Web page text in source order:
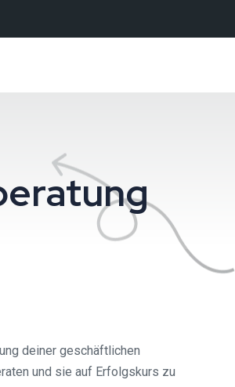
deiner geschäftlichen
und sie auf Erfolgskurs zu